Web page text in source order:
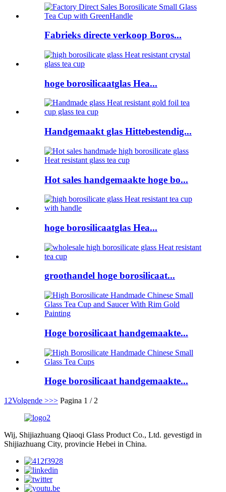
Fabrieks directe verkoop Boros...
hoge borosilicaatglas Hea...
Handgemaakt glas Hittebestendig...
Hot sales handgemaakte hoge bo...
hoge borosilicaatglas Hea...
groothandel hoge borosilicaat...
Hoge borosilicaat handgemaakte...
Hoge borosilicaat handgemaakte...
1 2Volgende >>> Pagina 1 / 2
Wij, Shijiazhuang Qiaoqi Glass Product Co., Ltd. gevestigd in
Shijiazhuang City, provincie Hebei in China.